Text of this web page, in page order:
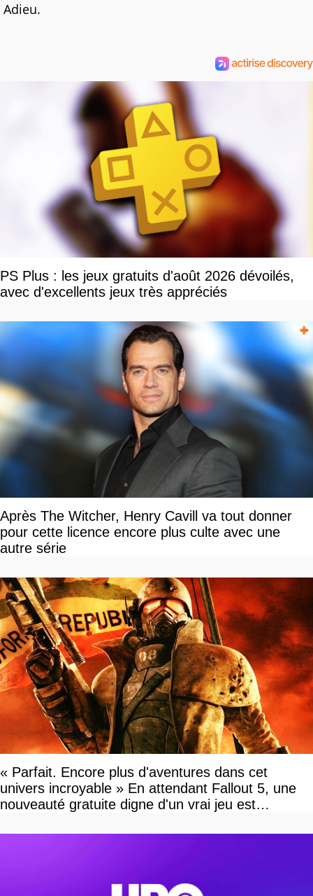
Adieu.
PS Plus : les jeux gratuits d'août 2026 dévoilés,
avec d'excellents jeux très appréciés
Après The Witcher, Henry Cavill va tout donner
pour cette licence encore plus culte avec une
autre série
« Parfait. Encore plus d'aventures dans cet
univers incroyable » En attendant Fallout 5, une
nouveauté gratuite digne d'un vrai jeu est